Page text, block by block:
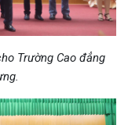
Trường Cao đẳng